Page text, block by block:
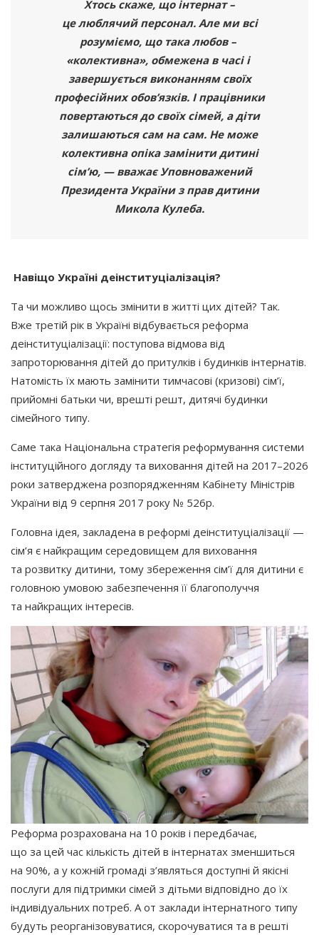
Хтось скаже, що інтернат –
це люблячий персонал. Але ми всі
розуміємо, що така любов –
«колективна», обмежена в часі і
завершується виконанням своїх
професійних обов’язків. І працівники
повертаються до своїх сімей, а діти
залишаються сам на сам. Не може
колективна опіка замінити дитині
сім’ю, — вважає Уповноважений
Президента України з прав дитини
Микола Кулеба.
Навіщо Україні деінституціалізація?
Та чи можливо щось змінити в житті цих дітей? Так.
Вже третій рік в Україні відбувається реформа
деінституціалізації: поступова відмова від
запроторювання дітей до притулків і будинків інтернатів.
Натомість їх мають замінити тимчасові (кризові) сім’ї,
прийомні батьки чи, врешті решт, дитячі будинки
сімейного типу.
Саме така Національна стратегія реформування системи
інституційного догляду та виховання дітей на 2017–2026
роки затверджена розпорядженням Кабінету Міністрів
України від 9 серпня 2017 року № 526р.
Головна ідея, закладена в реформі деінституціалізації —
сім’я є найкращим середовищем для виховання
та розвитку дитини, тому збереження сім’ї для дитини є
головною умовою забезпечення її благополуччя
та найкращих інтересів.
Реформа розрахована на 10 років і передбачає,
що за цей час кількість дітей в інтернатах зменшиться
на 90%, а у кожній громаді з’являться доступні й якісні
послуги для підтримки сімей з дітьми відповідно до їх
індивідуальних потреб. А от заклади інтернатного типу
будуть реорганізовуватися, скорочуватися та в решті